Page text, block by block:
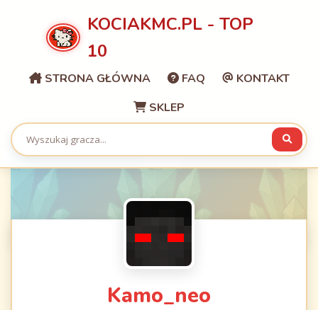
KOCIAKMC.PL - TOP
10
STRONA GŁÓWNA FAQ
KONTAKT
SKLEP
Kamo_neo